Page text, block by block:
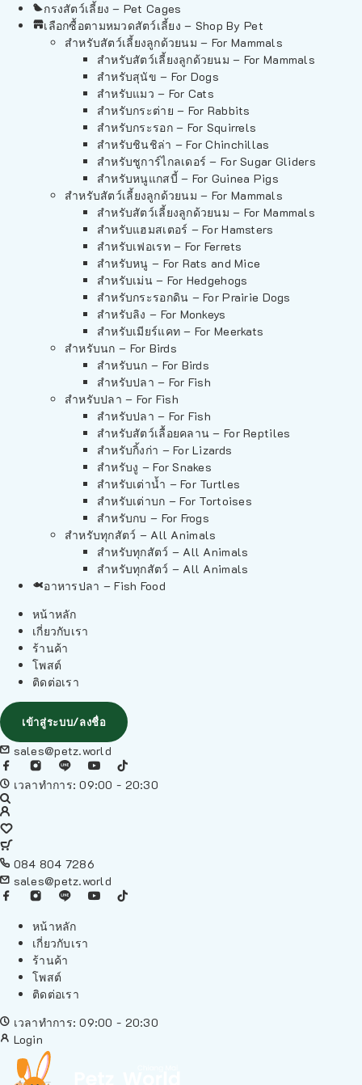
กรงสัตว์เลี้ยง – Pet Cages
เลือกซื้อตามหมวดสัตว์เลี้ยง – Shop By Pet
สำหรับสัตว์เลี้ยงลูกด้วยนม – For Mammals
สำหรับสัตว์เลี้ยงลูกด้วยนม – For Mammals
สำหรับสุนัข – For Dogs
สำหรับแมว – For Cats
สำหรับกระต่าย – For Rabbits
สำหรับกระรอก – For Squirrels
สำหรับชินชิล่า – For Chinchillas
สำหรับชูการ์ไกลเดอร์ – For Sugar Gliders
สำหรับหนูแกสบี้ – For Guinea Pigs
สำหรับสัตว์เลี้ยงลูกด้วยนม – For Mammals
สำหรับสัตว์เลี้ยงลูกด้วยนม – For Mammals
สำหรับแฮมสเตอร์ – For Hamsters
สำหรับเฟอเรท – For Ferrets
สำหรับหนู – For Rats and Mice
สำหรับเม่น – For Hedgehogs
สำหรับกระรอกดิน – For Prairie Dogs
สำหรับลิง – For Monkeys
สำหรับเมียร์แคท – For Meerkats
สำหรับนก – For Birds
สำหรับนก – For Birds
สำหรับปลา – For Fish
สำหรับปลา – For Fish
สำหรับปลา – For Fish
สำหรับสัตว์เลื้อยคลาน – For Reptiles
สำหรับกิ้งก่า – For Lizards
สำหรับงู – For Snakes
สำหรับเต่าน้ำ – For Turtles
สำหรับเต่าบก – For Tortoises
สำหรับกบ – For Frogs
สำหรับทุกสัตว์ – All Animals
สำหรับทุกสัตว์ – All Animals
สำหรับทุกสัตว์ – All Animals
อาหารปลา – Fish Food
หน้าหลัก
เกี่ยวกับเรา
ร้านค้า
โพสต์
ติดต่อเรา
เข้าสู่ระบบ/ลงชื่อ
sales@petz.world
เวลาทำการ: 09:00 - 20:30
084 804 7286
sales@petz.world
หน้าหลัก
เกี่ยวกับเรา
ร้านค้า
โพสต์
ติดต่อเรา
เวลาทำการ: 09:00 - 20:30
Login